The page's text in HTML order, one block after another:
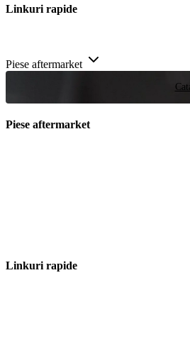
Linkuri rapide
Piese aftermarket
Piese aftermarket
Linkuri rapide